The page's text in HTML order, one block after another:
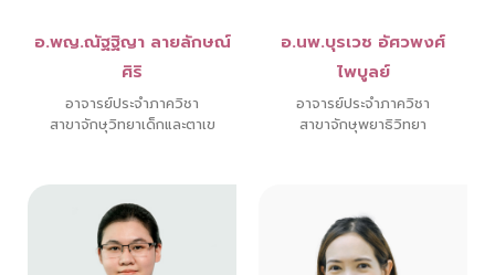
อ.พญ.ณัฐฐิญา ลายลักษณ์
ศิริ
อาจารย์ประจำภาควิชา
สาขาจักษุวิทยาเด็กและตาเข
อ.นพ.บุรเวช อัศวพงศ์
ไพบูลย์
อาจารย์ประจำภาควิชา
สาขาจักษุพยาธิวิทยา